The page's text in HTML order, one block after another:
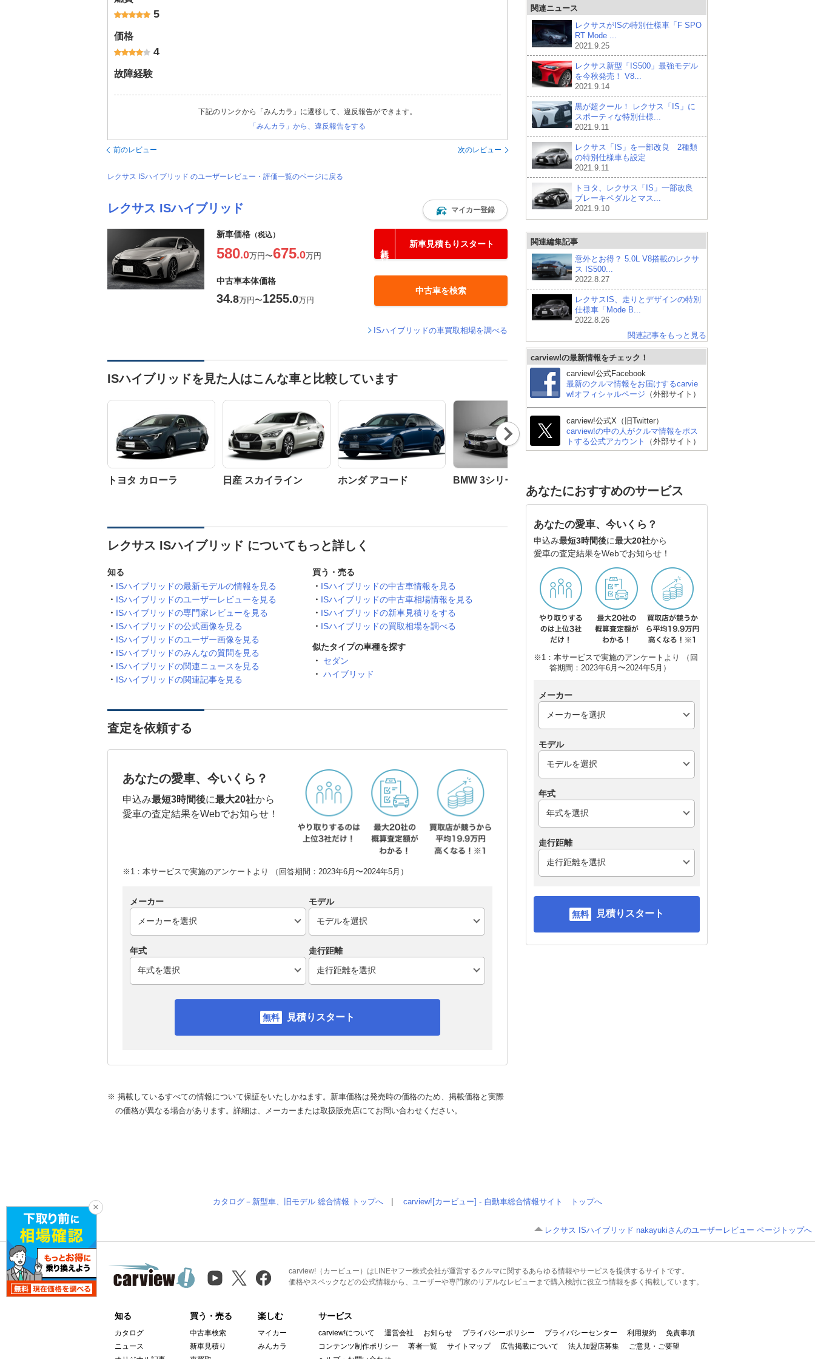
5
価格
4
故障経験
下記のリンクから「みんカラ」に遷移して、違反報告ができます。
「みんカラ」から、違反報告をする
前のレビュー 次のレビュー
レクサス ISハイブリッド のユーザーレビュー・評価一覧のページに戻る
レクサス ISハイブリッド マイカー登録
新車価格 （税込）
580.0万円〜675.0万円
新車見積もりスタート
中古車本体価格
34.8万円〜1255.0万円
中古車を検索
ISハイブリッドの車買取相場を調べる
ISハイブリッドを見た人はこんな車と比較しています
トヨタ カローラ 日産 スカイライン ホンダ アコード BMW 3シリーズ セダン
Nex
t
レクサス ISハイブリッド についてもっと詳しく
知る
ISハイブリッドの最新モデルの情報を見る
ISハイブリッドのユーザーレビューを見る
ISハイブリッドの専門家レビューを見る
ISハイブリッドの公式画像を見る
ISハイブリッドのユーザー画像を見る
ISハイブリッドのみんなの質問を見る
ISハイブリッドの関連ニュースを見る
ISハイブリッドの関連記事を見る
買う・売る
ISハイブリッドの中古車情報を見る
ISハイブリッドの中古車相場情報を見る
ISハイブリッドの新車見積りをする
ISハイブリッドの買取相場を調べる
似たタイプの車種を探す
セダン
ハイブリッド
査定を依頼する
あなたの愛車、今いくら？
申込み最短3時間後に最大20社から
愛車の査定結果をWebでお知らせ！
※1：本サービスで実施のアンケートより （回答期間：2023年6月〜2024年5月）
メーカー モデル
年式 走行距離
見積りスタート
※ 掲載しているすべての情報について保証をいたしかねます。新車価格は発売時の価格のため、掲載価格と実際
の価格が異なる場合があります。詳細は、メーカーまたは取扱販売店にてお問い合わせください。
関連ニュース
レクサスがISの特別仕様車「F SPO
RT Mode ...
2021.9.25
レクサス新型「IS500」最強モデル
を今秋発売！ V8...
2021.9.14
黒が超クール！ レクサス「IS」に
スポーティな特別仕様...
2021.9.11
レクサス「IS」を一部改良 2種類
の特別仕様車も設定
2021.9.11
トヨタ、レクサス「IS」一部改良
ブレーキペダルとマス...
2021.9.10
関連編集記事
意外とお得？ 5.0L V8搭載のレクサ
ス IS500...
2022.8.27
レクサスIS、走りとデザインの特別
仕様車「Mode B...
2022.8.26
関連記事をもっと見る
carview!の最新情報をチェック！
carview!公式Facebook
最新のクルマ情報をお届けするcarvie
w!オフィシャルページ （外部サイト）
carview!公式X（旧Twitter）
carview!の中の人がクルマ情報をポス
トする公式アカウント
（外部サイト）
あなたにおすすめのサービス
あなたの愛車、今いくら？
申込み最短3時間後に最大20社から
愛車の査定結果をWebでお知らせ！
※1：本サービスで実施のアンケートより （回
答期間：2023年6月〜2024年5月）
メーカー
モデル
年式
走行距離
見積りスタート
カタログ－新型車、旧モデル 総合情報 トップへ carview![カービュー] - 自動車総合情報サイト トップへ
レクサス ISハイブリッド nakayukiさんのユーザーレビュー ページトップへ
carview!（カービュー）はLINEヤフー株式会社が運営するクルマに関するあらゆる情報やサービスを提供するサイトです。
価格やスペックなどの公式情報から、ユーザーや専門家のリアルなレビューまで購入検討に役立つ情報を多く掲載しています。
知る
カタログ
ニュース
買う・売る
中古車検索
新車見積り
楽しむ
マイカー
みんカラ
サービス
carview!について 運営会社 お知らせ プライバシーポリシー プライバシーセンター 利用規約
免責事項
コンテンツ制作ポリシー
著者一覧 サイトマップ 広告掲載について 法人加盟店募集
ご意見・ご要望